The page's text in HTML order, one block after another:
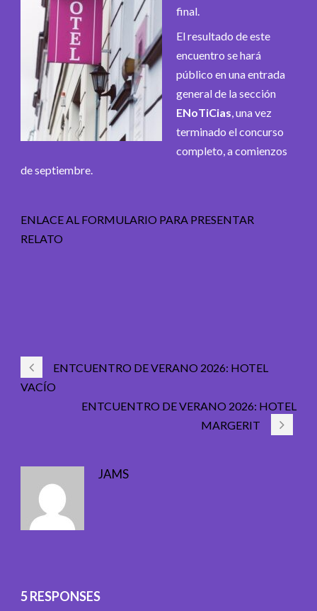
final.
El resultado de este
encuentro se hará
público en una entrada
general de la sección
ENoTiCias, una vez
terminado el concurso
completo, a comienzos
de septiembre.
ENLACE AL FORMULARIO PARA PRESENTAR
RELATO
ENTCUENTRO DE VERANO 2026: HOTEL
VACÍO
ENTCUENTRO DE VERANO 2026: HOTEL
MARGERIT
JAMS
5 RESPONSES